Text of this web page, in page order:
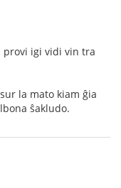
provi igi vidi vin tra
la mato kiam ĝia
ŝakludo.